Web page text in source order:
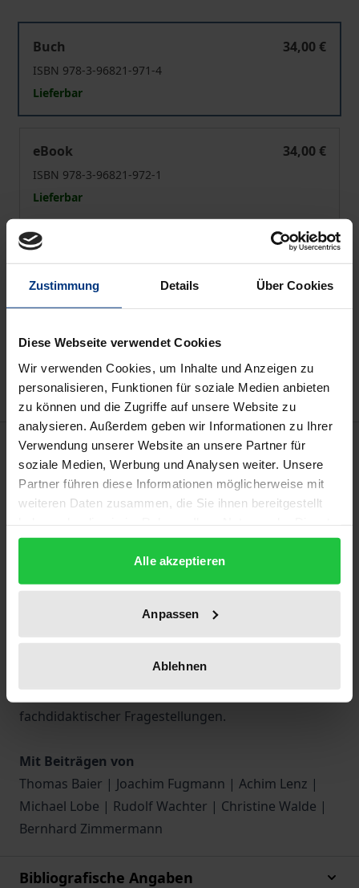
Zustimmung Details Über Cookies
Diese Webseite verwendet Cookies
Wir verwenden Cookies, um Inhalte und Anzeigen zu
personalisieren, Funktionen für soziale Medien anbieten
zu können und die Zugriffe auf unsere Website zu
analysieren. Außerdem geben wir Informationen zu Ihrer
Verwendung unserer Website an unsere Partner für
soziale Medien, Werbung und Analysen weiter. Unsere
Partner führen diese Informationen möglicherweise mit
weiteren Daten zusammen, die Sie ihnen bereitgestellt
gesammelt haben.
Alle akzeptieren
Anpassen
Ablehnen
Buch
34,00 €
ISBN 978-3-96821-971-4
Lieferbar
eBook
34,00 €
ISBN 978-3-96821-972-1
Lieferbar
Preisangaben inkl. MwSt. Abhängig von der Lieferadresse
kann die MwSt. an der Kasse variieren.
In den Warenkorb
Zur Wunschliste hinzufügen
Hinweise zu Versandkosten
Beschreibung
Feste und Spiele gehören zu wichtigen, im
Unterricht häufig nicht berücksichtigten, kulturellen
und gesellschaftlichen Faktoren der griechisch-
römischen Antike. Der Band, der die Vorträge der
30. Sommerakademie des Kultusministeriums des
Feste und Spiele der Antike aus philologisch-
literaturwissenschaftlicher, althistorischer,
epigraphischer und archäologischer Perspektive
unter besonderer Berücksichtigung
fachdidaktischer Fragestellungen.
Mit Beiträgen von
Thomas Baier | Joachim Fugmann | Achim Lenz |
Michael Lobe | Rudolf Wachter | Christine Walde |
Bernhard Zimmermann
Bibliografische Angaben